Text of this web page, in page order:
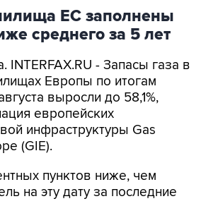
ЕС заполнены
среднего за 5 лет
INTERFAX.RU - Запасы газа в
Европы по итогам
выросли до 58,1%,
европейских
инфраструктуры Gas
(GIE).
пунктов ниже, чем
на эту дату за последние